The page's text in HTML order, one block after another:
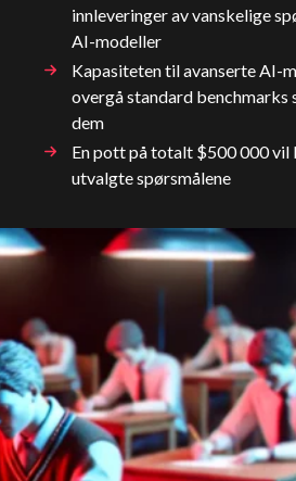
innleveringer av vanskelige
AI-modeller
Kapasiteten til avanserte AI-
overgå standard benchmarks
dem
En pott på totalt $500 000
utvalgte spørsmålene